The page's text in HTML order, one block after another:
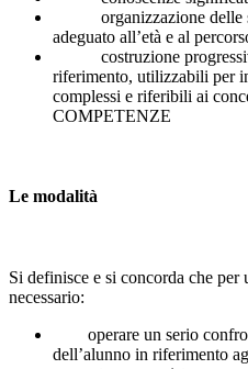
organizzazione delle
adeguato all’età e al
costruzione
riferimento, utilizzabili per
complessi e riferibili ai
COMPETENZE
Le modalità
Si definisce e si concorda che per
necessario:
operare un serio
dell’alunno in riferimento